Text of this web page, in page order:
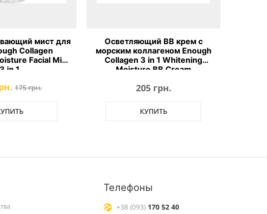
мист для
Collagen
Facial Mist
3 in 1
175 грн.
Осветляющий ВВ крем с
морским коллагеном Enough
Collagen 3 in 1 Whitening
Moisture BB Cream
205 грн.
КУПИТЬ
Телефоны
+38 (093) 170 52 40